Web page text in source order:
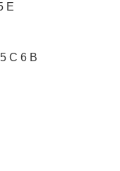
E
C 6 B